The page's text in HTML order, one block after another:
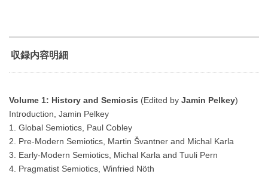
収録内容明細
Volume 1: History and Semiosis (Edited by Jamin Pelkey)
Introduction, Jamin Pelkey
1. Global Semiotics, Paul Cobley
2. Pre-Modern Semiotics, Martin Švantner and Michal Karla
3. Early-Modern Semiotics, Michal Karla and Tuuli Pern
4. Pragmatist Semiotics, Winfried Nöth